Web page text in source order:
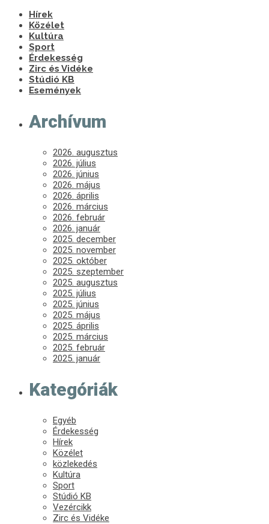
Hírek
Közélet
Kultúra
Sport
Érdekesség
Zirc és Vidéke
Stúdió KB
Események
Archívum
2026. augusztus
2026. július
2026. június
2026. május
2026. április
2026. március
2026. február
2026. január
2025. december
2025. november
2025. október
2025. szeptember
2025. augusztus
2025. július
2025. június
2025. május
2025. április
2025. március
2025. február
2025. január
Kategóriák
Egyéb
Érdekesség
Hírek
Közélet
közlekedés
Kultúra
Sport
Stúdió KB
Vezércikk
Zirc és Vidéke